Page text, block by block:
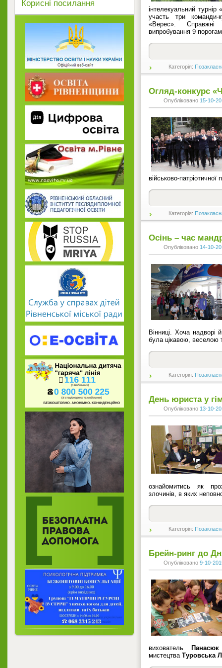
інтелекуальний
участь три команди-
«Верес». Справжні
випробування 9
Категорія:
Огляд-конкурс
Опубліковано 15-10-
військово-
Категорія:
Осінь – час
Опубліковано 14-10-
Вінниці. Хоча надворі
була цікавою, веселою
Категорія:
День юриста у
Опубліковано 13-10-
ознайомитись як
злочинів, в яких
Категорія:
Брейн-ринг до
Опубліковано 9-10-
вихователь
мистецтва Туровська
Корисні посилання